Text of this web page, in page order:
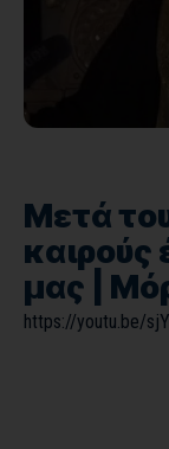
Μετά
καιρούς
μας |
https://youtu.be/